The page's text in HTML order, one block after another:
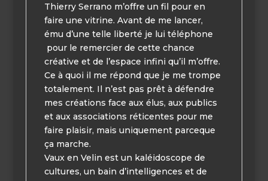
Thierry Serrano m’offre un fil pour en
faire une vitrine. Avant de me lancer,
ému d’une telle liberté je lui téléphone
pour le remercier de cette chance
créative et de l’espace infini qu’il m’offre.
Ce à quoi il me répond que je me trompe
totalement. Il n’est pas prêt à défendre
mes créations face aux élus, aux publics
et aux associations réticentes pour me
faire plaisir, mais uniquement parceque
ça marche.
Vaux en Velin est un kaléidoscope de
cultures, un bain d’intelligences et de